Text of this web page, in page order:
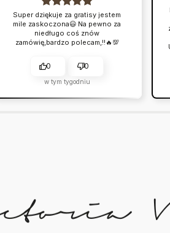
Super dziękuje za gratisy jestem
mile zaskoczona😃 Na pewno za
niedługo coś znów
zamówię,bardzo polecam,!!🔥💯
0 0
w tym tygodniu